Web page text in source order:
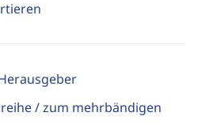
/ zum mehrbändigen